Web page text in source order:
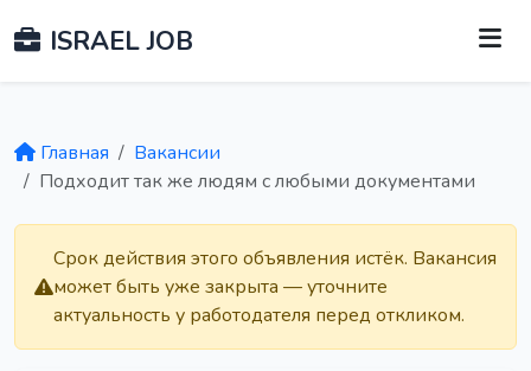
ISRAEL JOB
Главная
Вакансии
Подходит так же людям с любыми документами
Срок действия этого объявления истёк. Вакансия
может быть уже закрыта — уточните
актуальность у работодателя перед откликом.